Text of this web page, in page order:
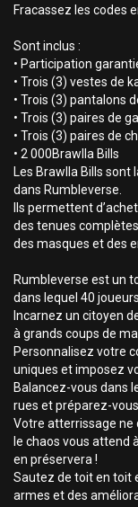
Fracassez les codes
Sont inclus :
• Participation
• Trois (3) vestes de
• Trois (3) pantalons
• Trois (3) paires de
• Trois (3) paires de
• 2 000Brawlla Bills
Les Brawlla Bills sont
dans Rumbleverse.
Ils permettent
des tenues
des masques et des
Rumbleverse est un
dans lequel 40
Incarnez un citoyen
à grands coups de
Personnalisez votre
uniques et imposez
Balancez-vous dans
rues et préparez-
Votre atterrissage ne
le chaos vous attend
en préservera !
Sautez de toit en toit
armes et des